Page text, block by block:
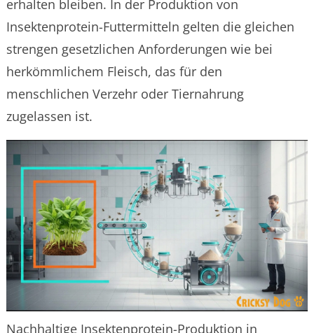
erhalten bleiben. In der Produktion von
Insektenprotein-Futtermitteln gelten die gleichen
strengen gesetzlichen Anforderungen wie bei
herkömmlichem Fleisch, das für den
menschlichen Verzehr oder Tiernahrung
zugelassen ist.
Nachhaltige Insektenprotein-Produktion in